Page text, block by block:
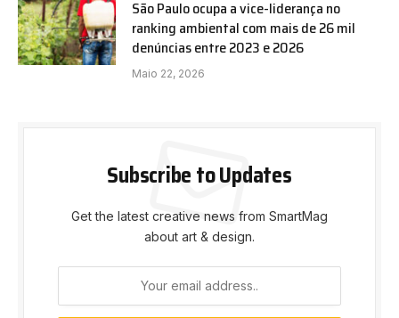
São Paulo ocupa a vice-liderança no
ranking ambiental com mais de 26 mil
denúncias entre 2023 e 2026
Maio 22, 2026
Subscribe to Updates
Get the latest creative news from SmartMag
about art & design.